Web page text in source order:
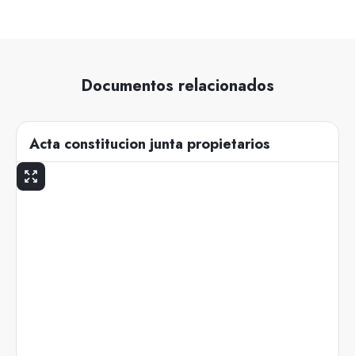
Documentos relacionados
Acta constitucion junta propietarios